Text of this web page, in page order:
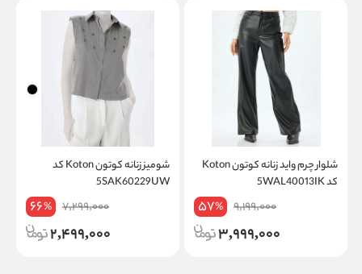
شلوار چرم واید زنانه کوتون Koton
کد 5WAL40013IK
9,199,000
57%
3,999,000
شومیز زنانه کوتون Koton کد
5SAK60229UW
7,299,000
66%
2,499,000